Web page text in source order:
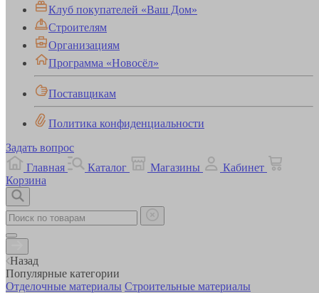
Клуб покупателей «Ваш Дом»
Строителям
Организациям
Программа «Новосёл»
Поставщикам
Политика конфиденциальности
Задать вопрос
Главная
Каталог Магазины
Кабинет
Корзина
Назад
Популярные категории
Отделочные материалы Строительные материалы